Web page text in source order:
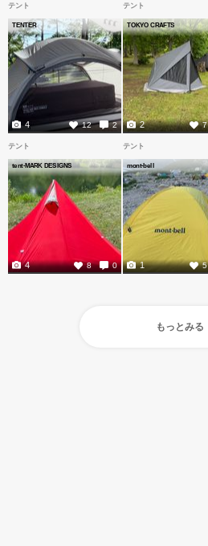
テント
TENTER
12 2
4
テント
TOKYO CRAFTS
7
2
テント
tent-MARK DESIGNS
8 0
4
テント
mont-bell
5
1
もっとみる